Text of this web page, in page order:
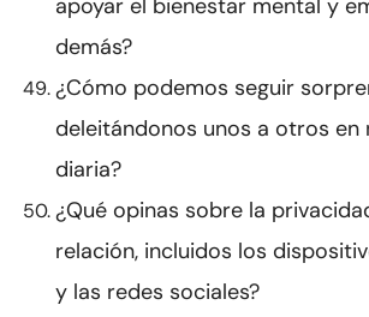
apoyar el bienestar mental y
demás?
¿Cómo podemos seguir
deleitándonos unos a otros en
diaria?
¿Qué opinas sobre la
relación, incluidos los
y las redes sociales?